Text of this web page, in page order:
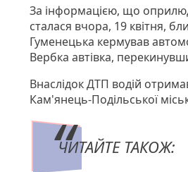
За інформацією, що
сталася вчора, 19 квітня,
Гуменецька кермував
Вербка автівка,
Внаслідок ДТП водій
Кам'янець-Подільської
ЧИТАЙТЕ ТАКОЖ: